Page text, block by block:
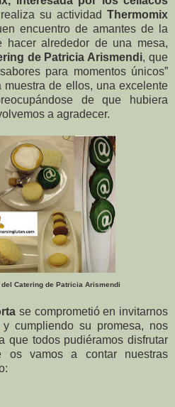
su actividad Thermomix
encuentro de amantes de la
hacer alrededor de una mesa,
de Patricia Arismendi, que
para momentos únicos”
de ellos, una excelente
de que hubiera
a agradecer.
Catering de Patricia Arismendi
se comprometió en invitarnos
y cumpliendo su promesa, nos
que todos pudiéramos disfrutar
os vamos a contar nuestras